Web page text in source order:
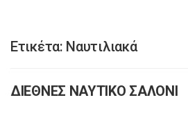
Ετικέτα: Ναυτιλιακά
ΔΙΕΘΝΕΣ ΝΑΥΤΙΚΟ ΣΑΛΟΝΙ